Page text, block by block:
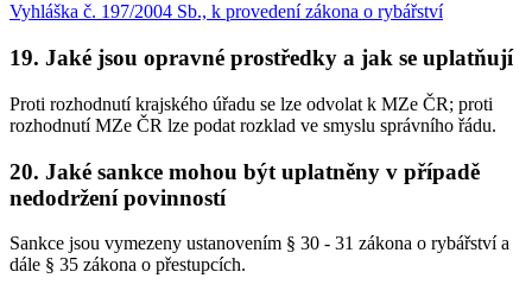
Vyhláška č. 197/2004 Sb., k provedení zákona o rybářství
19. Jaké jsou opravné prostředky a jak se uplatňují
Proti rozhodnutí krajského úřadu se lze odvolat k MZe ČR; proti
rozhodnutí MZe ČR lze podat rozklad ve smyslu správního řádu.
20. Jaké sankce mohou být uplatněny v případě
nedodržení povinností
Sankce jsou vymezeny ustanovením § 30 - 31 zákona o rybářství a
dále § 35 zákona o přestupcích.